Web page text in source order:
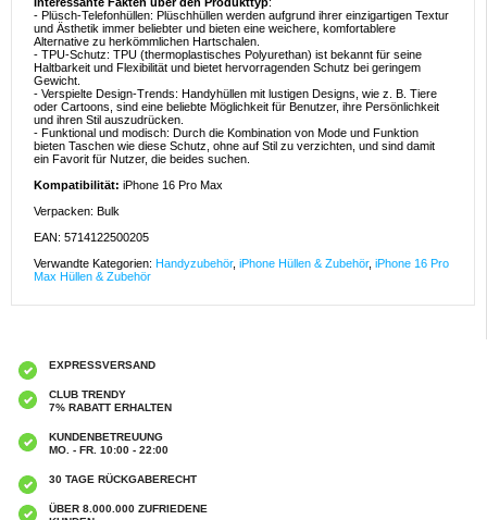
- Plüsch-Telefonhüllen: Plüschhüllen werden aufgrund ihrer einzigartigen Textur
und Ästhetik immer beliebter und bieten eine weichere, komfortablere
Alternative zu herkömmlichen Hartschalen.
- TPU-Schutz: TPU (thermoplastisches Polyurethan) ist bekannt für seine
Haltbarkeit und Flexibilität und bietet hervorragenden Schutz bei geringem
Gewicht.
- Verspielte Design-Trends: Handyhüllen mit lustigen Designs, wie z. B. Tiere
oder Cartoons, sind eine beliebte Möglichkeit für Benutzer, ihre Persönlichkeit
und ihren Stil auszudrücken.
- Funktional und modisch: Durch die Kombination von Mode und Funktion
bieten Taschen wie diese Schutz, ohne auf Stil zu verzichten, und sind damit
ein Favorit für Nutzer, die beides suchen.
Kompatibilität: iPhone 16 Pro Max
Verpacken: Bulk
EAN: 5714122500205
Verwandte Kategorien: Handyzubehör, iPhone Hüllen & Zubehör, iPhone 16 Pro
Max Hüllen & Zubehör
EXPRESSVERSAND
CLUB TRENDY
7% RABATT ERHALTEN
KUNDENBETREUUNG
MO. - FR. 10:00 - 22:00
30 TAGE RÜCKGABERECHT
ÜBER 8.000.000 ZUFRIEDENE